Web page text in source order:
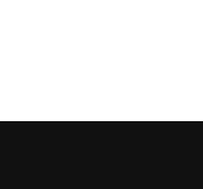
Staphorst met een New Holland